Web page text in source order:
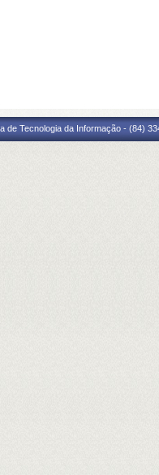
de Tecnologia da Informação - (84)